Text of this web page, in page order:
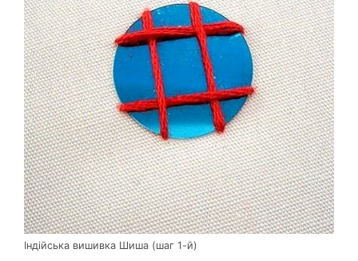
Індійська вишивка Шиша (шаг 1-й)